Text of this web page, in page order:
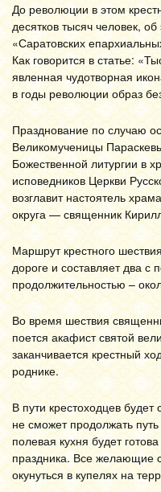
До революции в этом
десятков тысяч человек, об
«Саратовских
Как говорится в статье:
явленная чудотворная
в годы революции образ
Празднование по случаю
Великомученицы
Божественной литургии в
исповедников Церкви
возглавит настоятель
округа — священник
Маршрут крестного
дороге и составляет два с
продолжительностью –
Во время шествия
поется акафист святой
заканчивается крестный
роднике.
В пути крестоходцев будет
не сможет продолжать
полевая кухня будет
праздника. Все желающие
окунуться в купелях на